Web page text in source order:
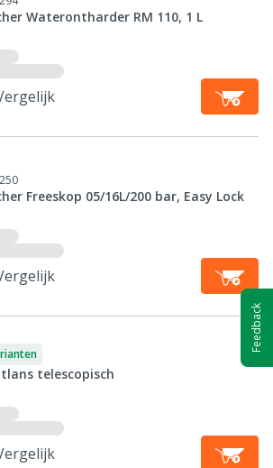
Waterontharder RM 110, 1 L
Freeskop 05/16L/200 bar, Easy Lock
telescopisch
Feedback